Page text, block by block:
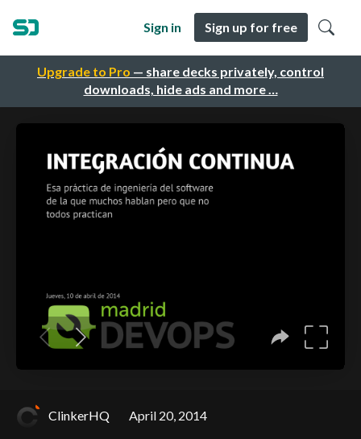
Upgrade to Pro — share decks privately, control
downloads, hide ads and more …
Sign in Sign up for free
ClinkerHQ April 20, 2014